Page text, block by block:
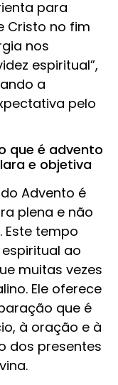
para
Cristo no fim
nos
espiritual”,
a
pelo
que é advento
e objetiva
Advento é
plena e não
Este tempo
ao
muitas vezes
Ele oferece
que é
à oração e à
dos presentes